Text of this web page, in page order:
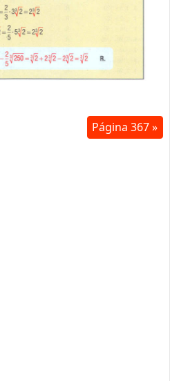
Página 367 »